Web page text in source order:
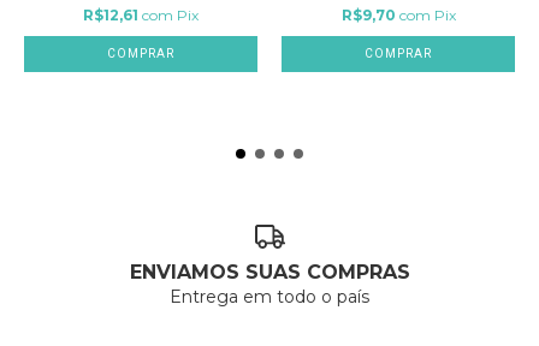
R$12,61 com Pix R$9,70 com Pix
ENVIAMOS SUAS COMPRAS
Entrega em todo o país